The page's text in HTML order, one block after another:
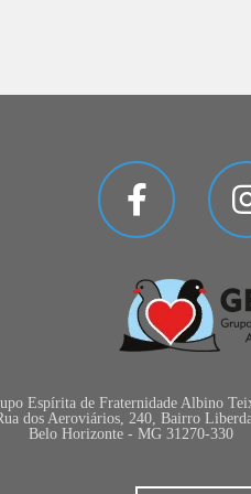
Espírita de Fraternidade Albino
dos Aeroviários, 240, Bairro
Belo Horizonte - MG 31270-330